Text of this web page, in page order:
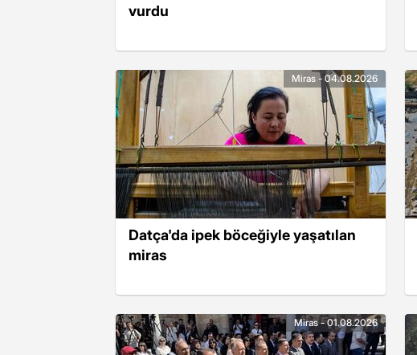
vurdu
Datça'da ipek böceğiyle yaşatılan
miras
Miras - 04.08.2026
Miras - 01.08.2026